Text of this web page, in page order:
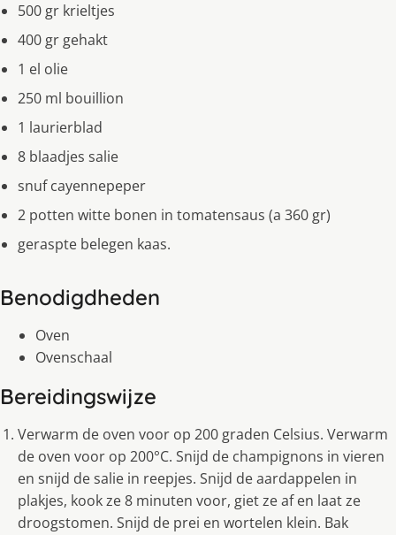
500 gr krieltjes
400 gr gehakt
1 el olie
250 ml bouillion
1 laurierblad
8 blaadjes salie
snuf cayennepeper
2 potten witte bonen in tomatensaus (a 360 gr)
geraspte belegen kaas.
Benodigdheden
Oven
Ovenschaal
Bereidingswijze
Verwarm de oven voor op 200 graden Celsius. Verwarm
de oven voor op 200°C. Snijd de champignons in vieren
en snijd de salie in reepjes. Snijd de aardappelen in
plakjes, kook ze 8 minuten voor, giet ze af en laat ze
droogstomen. Snijd de prei en wortelen klein. Bak